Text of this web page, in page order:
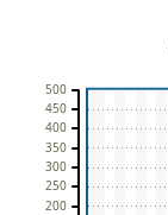
200
250
300
350
400
450
500